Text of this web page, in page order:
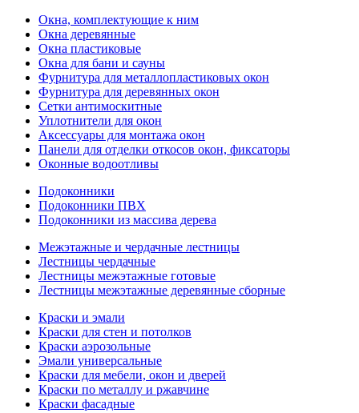
Окна, комплектующие к ним
Окна деревянные
Окна пластиковые
Окна для бани и сауны
Фурнитура для металлопластиковых окон
Фурнитура для деревянных окон
Сетки антимоскитные
Уплотнители для окон
Аксессуары для монтажа окон
Панели для отделки откосов окон, фиксаторы
Оконные водоотливы
Подоконники
Подоконники ПВХ
Подоконники из массива дерева
Межэтажные и чердачные лестницы
Лестницы чердачные
Лестницы межэтажные готовые
Лестницы межэтажные деревянные сборные
Краски и эмали
Краски для стен и потолков
Краски аэрозольные
Эмали универсальные
Краски для мебели, окон и дверей
Краски по металлу и ржавчине
Краски фасадные